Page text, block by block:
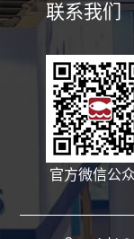
联系我们
官方微信公